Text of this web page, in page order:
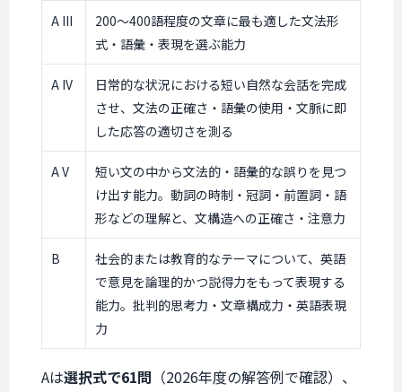
A III
200〜400語程度の文章に最も適した文法形
式・語彙・表現を選ぶ能力
A IV
日常的な状況における短い自然な会話を完成
させ、文法の正確さ・語彙の使用・文脈に即
した応答の適切さを測る
A V
短い文の中から文法的・語彙的な誤りを見つ
け出す能力。動詞の時制・冠詞・前置詞・語
形などの理解と、文構造への正確さ・注意力
B
社会的または教育的なテーマについて、英語
で意見を論理的かつ説得力をもって表現する
能力。批判的思考力・文章構成力・英語表現
力
Aは選択式で61問 （2026年度の解答例で確認）、